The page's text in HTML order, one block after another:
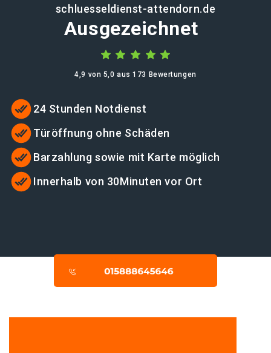
schluesseldienst-attendorn.de
Ausgezeichnet
4,9 von 5,0 aus 173 Bewertungen
24 Stunden Notdienst
Türöffnung ohne Schäden
Barzahlung sowie mit Karte möglich
Innerhalb von 30Minuten vor Ort